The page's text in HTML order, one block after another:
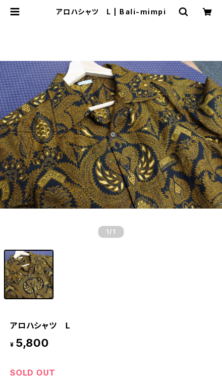
アロハシャツ L | Bali-mimpi
1 /1
アロハシャツ L
¥ 5,800
SOLD OUT